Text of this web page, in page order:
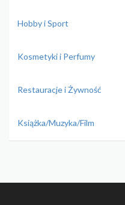
Hobby i Sport
Kosmetyki i Perfumy
Restauracje i Żywność
Książka/Muzyka/Film